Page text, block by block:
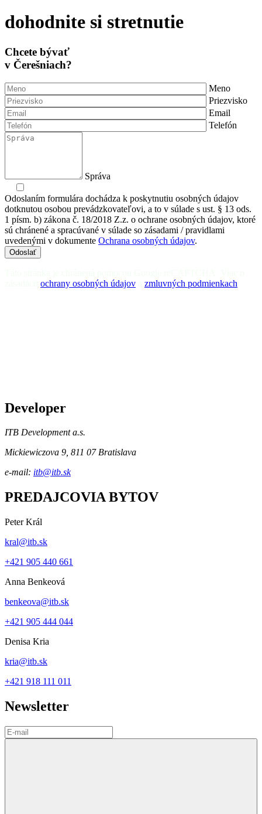
dohodnite si stretnutie
Chcete bývať
v Čerešniach?
Meno
Priezvisko
Email
Telefón
Správa
Odoslaním formulára dochádza k poskytnutiu osobných údajov
dotknutou osobou prevádzkovateľovi, a to v súlade s ust. § 13 ods.
1 písm. b) zákona č. 18/2018 Z.z. o ochrane osobných údajov, ktoré
sú chránené a spracúvané v súlade so zásadami / pravidlami
uvedenými v dokumente Ochrana osobných údajov.
Odoslať
ochrany osobných údajov zmluvných podmienkach
Developer
ITB Development a.s.
Mickiewiczova 9, 811 07 Bratislava
e-mail: itb@itb.sk
PREDAJCOVIA BYTOV
Peter Král
kral@itb.sk
+421 905 440 661
Anna Benkeová
benkeova@itb.sk
+421 905 444 044
Denisa Kria
kria@itb.sk
+421 918 111 011
Newsletter